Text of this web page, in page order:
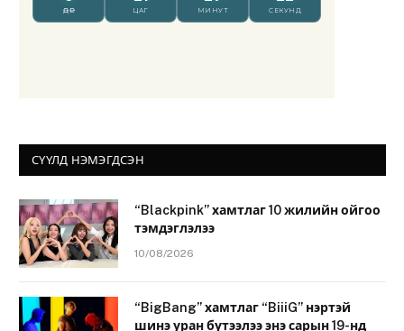
СҮҮЛД НЭМЭГДСЭН
“Blackpink” хамтлаг 10 жилийн ойгоо
тэмдэглэлээ
10/08/2026
“BigBang” хамтлаг “BiiiG” нэртэй
шинэ уран бүтээлээ энэ сарын 19-нд